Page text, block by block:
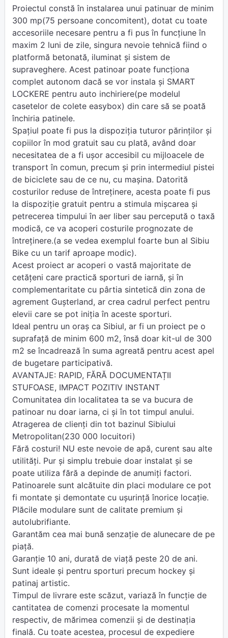
Proiectul constă în instalarea unui patinuar de minim
300 mp(75 persoane concomitent), dotat cu toate
accesoriile necesare pentru a fi pus în funcțiune în
maxim 2 luni de zile, singura nevoie tehnică fiind o
platformă betonată, iluminat și sistem de
supraveghere. Acest patinoar poate funcționa
complet autonom dacă se vor instala și SMART
LOCKERE pentru auto inchiriere(pe modelul
casetelor de colete easybox) din care să se poată
închiria patinele.
Spațiul poate fi pus la dispoziția tuturor părinților și
copiilor în mod gratuit sau cu plată, având doar
necesitatea de a fi ușor accesibil cu mijloacele de
transport în comun, precum şi prin intermediul pistei
de biciclete sau de ce nu, cu maşina. Datorită
costurilor reduse de întreținere, acesta poate fi pus
la dispoziție gratuit pentru a stimula mișcarea și
petrecerea timpului în aer liber sau percepută o taxă
modică, ce va acoperi costurile prognozate de
întreținere.(a se vedea exemplul foarte bun al Sibiu
Bike cu un tarif aproape modic).
Acest proiect ar acoperi o vastă majoritate de
cetățeni care practică sporturi de iarnă, și în
complementaritate cu pârtia sintetică din zona de
agrement Gușterland, ar crea cadrul perfect pentru
elevii care se pot iniția în aceste sporturi.
Ideal pentru un oraș ca Sibiul, ar fi un proiect pe o
suprafață de minim 600 m2, însă doar kit-ul de 300
m2 se încadrează în suma agreată pentru acest apel
de bugetare participativă.
AVANTAJE: RAPID, FĂRĂ DOCUMENTAȚII
STUFOASE, IMPACT POZITIV INSTANT
Comunitatea din localitatea ta se va bucura de
patinoar nu doar iarna, ci şi în tot timpul anului.
Atragerea de clienți din tot bazinul Sibiului
Metropolitan(230 000 locuitori)
Fără costuri! NU este nevoie de apă, curent sau alte
utilităţi. Pur şi simplu trebuie doar instalat și se
poate utiliza fără a depinde de anumiţi factori.
Patinoarele sunt alcătuite din placi modulare ce pot
fi montate şi demontate cu uşurinţă înorice locaţie.
Plăcile modulare sunt de calitate premium şi
autolubrifiante.
Garantăm cea mai bună senzaţie de alunecare de pe
piaţă.
Garanţie 10 ani, durată de viaţă peste 20 de ani.
Sunt ideale şi pentru sporturi precum hockey şi
patinaj artistic.
Timpul de livrare este scăzut, variază în funcţie de
cantitatea de comenzi procesate la momentul
respectiv, de mărimea comenzii şi de destinaţia
finală. Cu toate acestea, procesul de expediere